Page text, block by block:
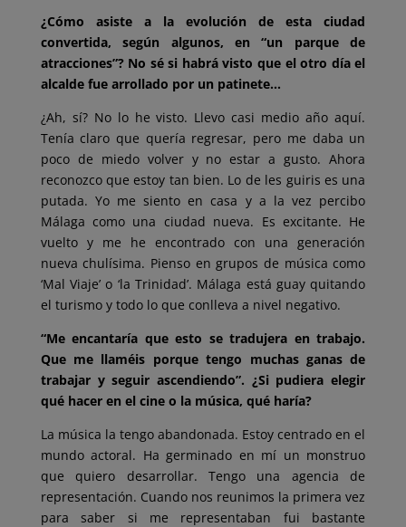
¿Cómo asiste a la evolución de esta ciudad
convertida, según algunos, en “un parque de
atracciones”? No sé si habrá visto que el otro día el
alcalde fue arrollado por un patinete…
¿Ah, sí? No lo he visto. Llevo casi medio año aquí.
Tenía claro que quería regresar, pero me daba un
poco de miedo volver y no estar a gusto. Ahora
reconozco que estoy tan bien. Lo de les guiris es una
putada. Yo me siento en casa y a la vez percibo
Málaga como una ciudad nueva. Es excitante. He
vuelto y me he encontrado con una generación
nueva chulísima. Pienso en grupos de música como
‘Mal Viaje’ o ‘la Trinidad’. Málaga está guay quitando
el turismo y todo lo que conlleva a nivel negativo.
“Me encantaría que esto se tradujera en trabajo.
Que me llaméis porque tengo muchas ganas de
trabajar y seguir ascendiendo”. ¿Si pudiera elegir
qué hacer en el cine o la música, qué haría?
La música la tengo abandonada. Estoy centrado en el
mundo actoral. Ha germinado en mí un monstruo
que quiero desarrollar. Tengo una agencia de
representación. Cuando nos reunimos la primera vez
para saber si me representaban fui bastante